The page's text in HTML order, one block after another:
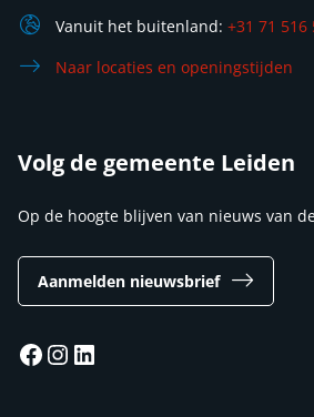
Vanuit het buitenland: +31 71 516
Naar locaties en openingstijden
Volg de gemeente Leiden
Op de hoogte blijven van nieuws van
Aanmelden nieuwsbrief
Facebook
Instagram
LinkedIn